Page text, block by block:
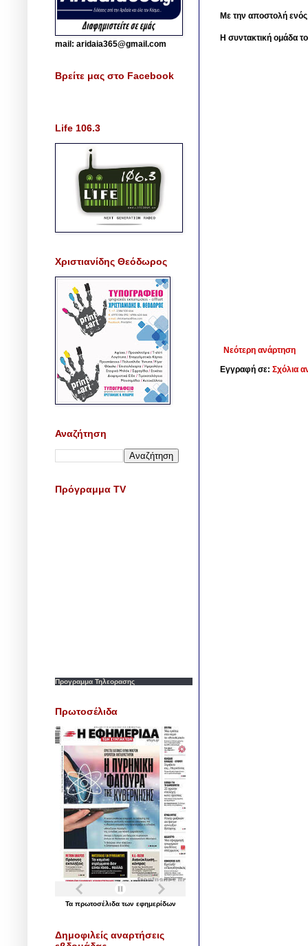
Με την αποστολή
Η συντακτική ομάδα
Νεότερη ανάρτηση
Εγγραφή σε: Σχόλια
mail: aridaia365@gmail.com
Βρείτε μας στο Facebook
Life 106.3
Χριστιανίδης Θεόδωρος
Αναζήτηση
Πρόγραμμα TV
Προγραμμα Τηλεορασης
Πρωτοσέλιδα
Τα πρωτοσέλιδα των εφημερίδων
Δημοφιλείς αναρτήσεις